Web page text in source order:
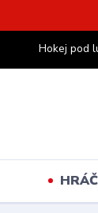
Hokej pod
HRÁČ